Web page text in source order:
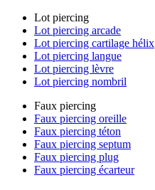
Lot piercing
Lot piercing arcade
Lot piercing cartilage hélix
Lot piercing langue
Lot piercing lèvre
Lot piercing nombril
Faux piercing
Faux piercing oreille
Faux piercing téton
Faux piercing septum
Faux piercing plug
Faux piercing écarteur